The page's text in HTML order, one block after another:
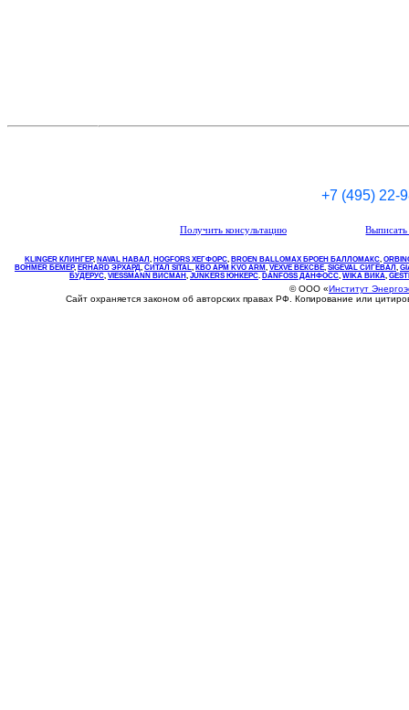
+7 (495) 22-
Получить консультацию
KLINGER КЛИНГЕР, NAVAL НАВАЛ , НOGFORS ХЕГФОРС, BROEN BALLOMAX БРОЕН БАЛЛОМАКС,
BOHMER БЕМЕР, ERHARD ЭРХАРД, СИТАЛ SITAL, КВО АРМ KVO ARM, VEXVE ВЕКСВЕ, SIGEVAL СИГЕВАЛ ,
БУДЕРУС, VIESSMANN ВИСМАН , JUNKERS ЮНКЕРС. DANFOSS ДАНФОСС, WIKA ВИКА,
© ООО «Институт
Сайт охраняется законом об авторских правах РФ. Копирование или